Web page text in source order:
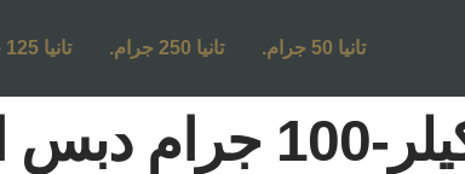
تانيا 50 جرام. تانيا 250 جرام. تانيا 125 جرام.
العشبي